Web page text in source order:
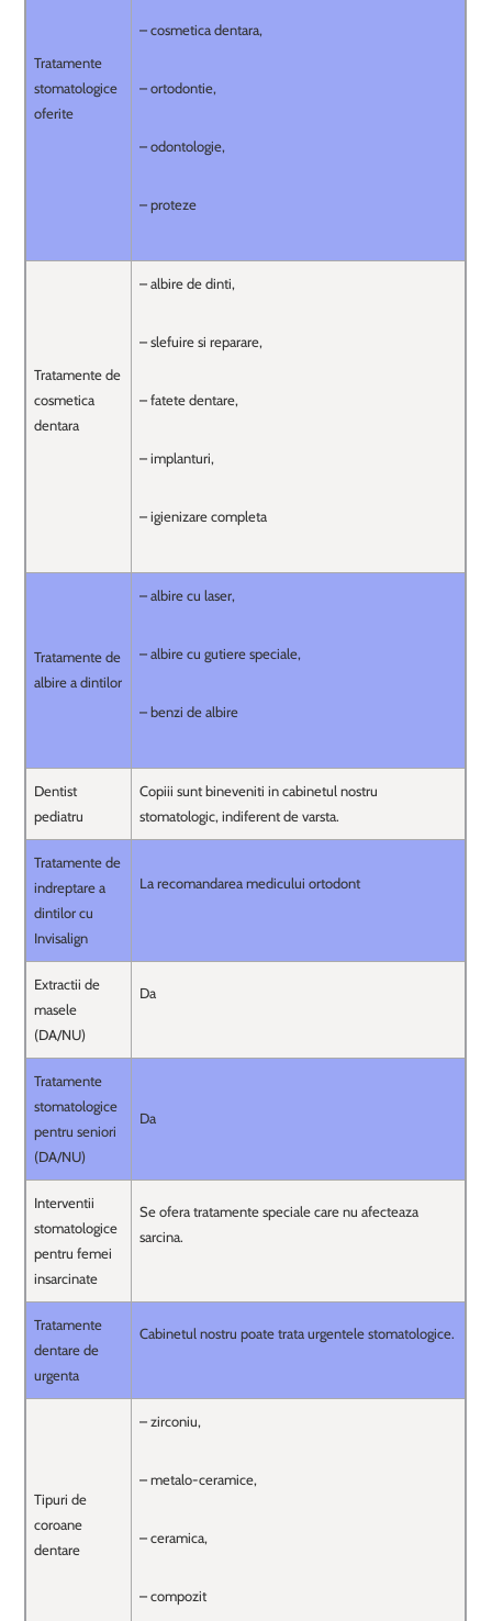
Tratamente
stomatologice
oferite
– cosmetica dentara,
– ortodontie,
– odontologie,
– proteze
Tratamente de
cosmetica
dentara
– albire de dinti,
– slefuire si reparare,
– fatete dentare,
– implanturi,
– igienizare completa
Tratamente de
albire a dintilor
– albire cu laser,
– albire cu gutiere speciale,
– benzi de albire
Dentist
pediatru
Copiii sunt bineveniti in cabinetul nostru
stomatologic, indiferent de varsta.
Tratamente de
indreptare a
dintilor cu
Invisalign
La recomandarea medicului ortodont
Extractii de
masele
(DA/NU)
Da
Tratamente
stomatologice
pentru seniori
(DA/NU)
Da
Interventii
stomatologice
pentru femei
insarcinate
Se ofera tratamente speciale care nu afecteaza
sarcina.
Tratamente
dentare de
urgenta
Cabinetul nostru poate trata urgentele stomatologice.
Tipuri de
coroane
dentare
– zirconiu,
– metalo-ceramice,
– ceramica,
– compozit